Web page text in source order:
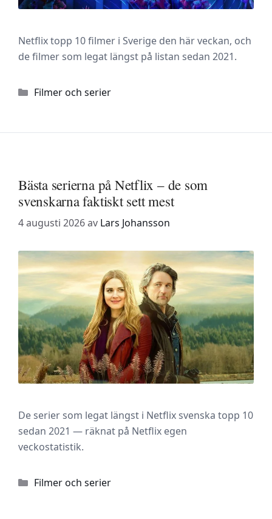
Netflix topp 10 filmer i Sverige den här veckan, och
de filmer som legat längst på listan sedan 2021.
Kategorier
Filmer och serier
Bästa serierna på Netflix – de som
svenskarna faktiskt sett mest
4 augusti 2026av Lars Johansson
De serier som legat längst i Netflix svenska topp 10
sedan 2021 — räknat på Netflix egen
veckostatistik.
Kategorier
Filmer och serier